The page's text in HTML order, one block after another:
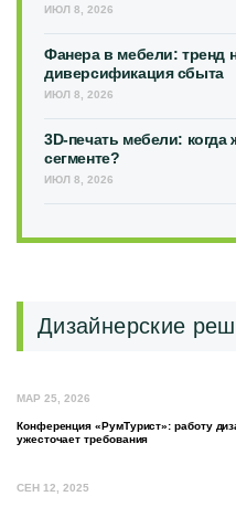
ИЮЛ 8, 2026
Фанера в мебели: тренд
диверсификация сбыта
ИЮЛ 8, 2026
3D-печать мебели:
сегменте?
ИЮЛ 8, 2026
Дизайнерские
МАР 25, 2026
Конференция «РумТурист»: работу
ужесточает требования
СЕН 12, 2025